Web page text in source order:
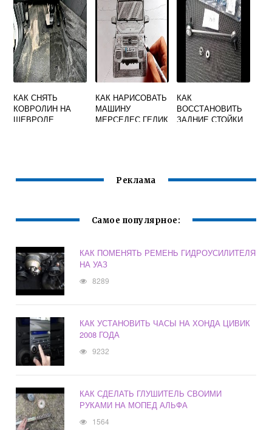
КАК СНЯТЬ
КОВРОЛИН НА
ШЕВРОЛЕ
КАК НАРИСОВАТЬ
МАШИНУ
МЕРСЕДЕС ГЕЛИК
КАК
ВОССТАНОВИТЬ
ЗАДНИЕ СТОЙКИ
Реклама
Самое популярное:
КАК ПОМЕНЯТЬ РЕМЕНЬ ГИДРОУСИЛИТЕЛЯ
НА УАЗ
8289
КАК УСТАНОВИТЬ ЧАСЫ НА ХОНДА ЦИВИК
2008 ГОДА
9232
КАК СДЕЛАТЬ ГЛУШИТЕЛЬ СВОИМИ
РУКАМИ НА МОПЕД АЛЬФА
1564